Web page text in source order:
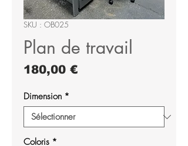
SKU : OB025
Plan de travail
180,00 €Prix
Dimension *
Coloris *